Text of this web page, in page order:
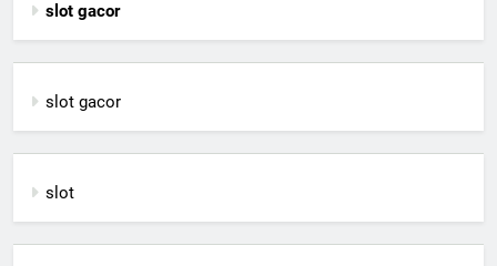
slot gacor
slot gacor
slot